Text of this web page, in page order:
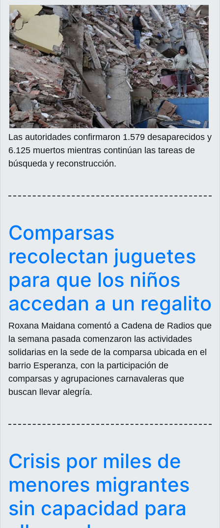
Las autoridades confirmaron 1.579 desaparecidos y
6.125 muertos mientras continúan las tareas de
búsqueda y reconstrucción.
Comparsas
recolectan juguetes
para que los niños
accedan a un regalito
Roxana Maidana comentó a Cadena de Radios que
la semana pasada comenzaron las actividades
solidarias en la sede de la comparsa ubicada en el
barrio Esperanza, con la participación de
comparsas y agrupaciones carnavaleras que
buscan llevar alegría.
Crisis por miles de
menores migrantes
sin capacidad para